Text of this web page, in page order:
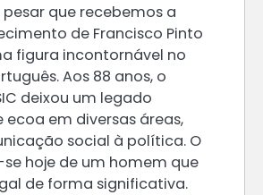
que recebemos a
de Francisco Pinto
figura incontornável no
Aos 88 anos, o
deixou um legado
em diversas áreas,
social à política. O
hoje de um homem que
de forma significativa.